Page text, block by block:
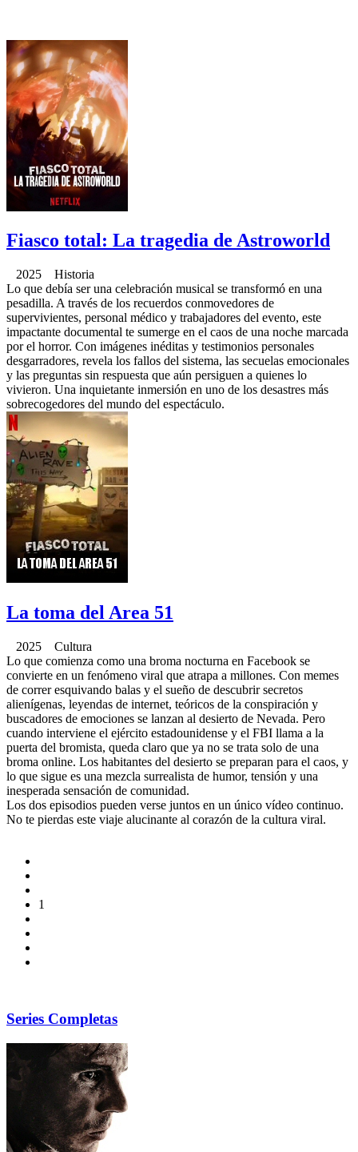
Fiasco total: La tragedia de Astroworld
2025 Historia
Lo que debía ser una celebración musical se transformó en una
pesadilla. A través de los recuerdos conmovedores de
supervivientes, personal médico y trabajadores del evento, este
impactante documental te sumerge en el caos de una noche marcada
por el horror. Con imágenes inéditas y testimonios personales
desgarradores, revela los fallos del sistema, las secuelas emocionales
y las preguntas sin respuesta que aún persiguen a quienes lo
vivieron. Una inquietante inmersión en uno de los desastres más
sobrecogedores del mundo del espectáculo.
La toma del Area 51
2025 Cultura
Lo que comienza como una broma nocturna en Facebook se
convierte en un fenómeno viral que atrapa a millones. Con memes
de correr esquivando balas y el sueño de descubrir secretos
alienígenas, leyendas de internet, teóricos de la conspiración y
buscadores de emociones se lanzan al desierto de Nevada. Pero
cuando interviene el ejército estadounidense y el FBI llama a la
puerta del bromista, queda claro que ya no se trata solo de una
broma online. Los habitantes del desierto se preparan para el caos, y
lo que sigue es una mezcla surrealista de humor, tensión y una
inesperada sensación de comunidad.
Los dos episodios pueden verse juntos en un único vídeo continuo.
No te pierdas este viaje alucinante al corazón de la cultura viral.
1
Series Completas